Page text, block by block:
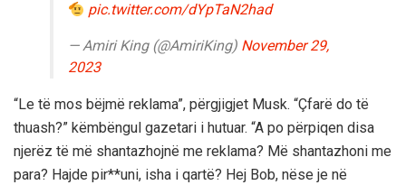
pic.twitter.com/dYpTaN2had
— Amiri King (@AmiriKing) November 29,
2023
“Le të mos bëjmë reklama”, përgjigjet Musk. “Çfarë do të
thuash?” këmbëngul gazetari i hutuar. “A po përpiqen disa
njerëz të më shantazhojnë me reklama? Më shantazhoni me
para? Hajde pir**uni, isha i qartë? Hej Bob, nëse je në